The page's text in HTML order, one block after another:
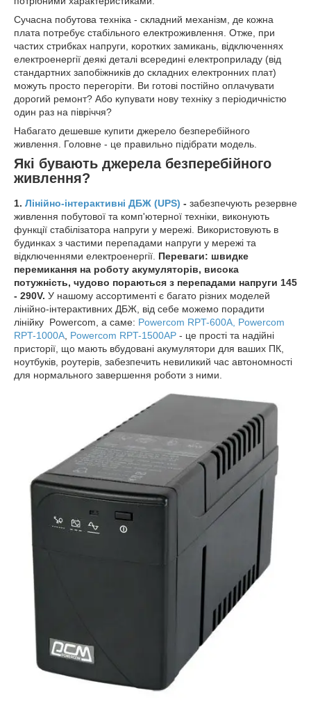
Сучасна побутова техніка - складний механізм, де кожна
плата потребує стабільного електроживлення. Отже, при
частих стрибках напруги, коротких замикань, відключеннях
електроенергії деякі деталі всередині електроприладу (від
стандартних запобіжників до складних електронних плат)
можуть просто перегоріти. Ви готові постійно оплачувати
дорогий ремонт? Або купувати нову техніку з періодичністю
один раз на півріччя?
Набагато дешевше купити джерело безперебійного
живлення. Головне - це правильно підібрати модель.
Які бувають джерела безперебійного
живлення?
1. Лінійно-інтерактивні ДБЖ (UPS) - забезпечують резервне
живлення побутової та комп'ютерної техніки, виконують
функції стабілізатора напруги у мережі. Використовують в
будинках з частими перепадами напруги у мережі та
відключеннями електроенергії. Переваги: швидке
перемикання на роботу акумуляторів, висока
потужність, чудово пораються з перепадами напруги 145
- 290V. У нашому ассортименті є багато різних моделей
лінійно-інтерактивних ДБЖ, від себе можемо порадити
лінійку Powercom, а саме: Powercom RPT-600A, Powercom
RPT-1000A Powercom RPT-1500AP - це прості та надійні
присторії, що мають вбудовані акумулятори для ваших ПК,
ноутбуків, роутерів, забезпечить невиликий час автономності
для нормального завершення роботи з ними.